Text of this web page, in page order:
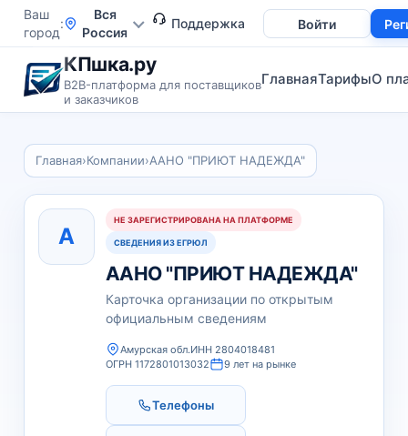
Ваш
город
Вся
Россия
Войти
Поддержка
КПшка.ру
B2B-платформа для поставщиков
и заказчиков
ГлавнаяТарифыО
Главная›Компании›ААНО "ПРИЮТ НАДЕЖДА"
А
НЕ ЗАРЕГИСТРИРОВАНА НА ПЛАТФОРМЕ
СВЕДЕНИЯ ИЗ ЕГРЮЛ
ААНО "ПРИЮТ НАДЕЖДА"
Карточка организации по открытым
официальным сведениям
Амурская обл.ИНН 2804018481
ОГРН 1172801013032
9 лет на рынке
Телефоны